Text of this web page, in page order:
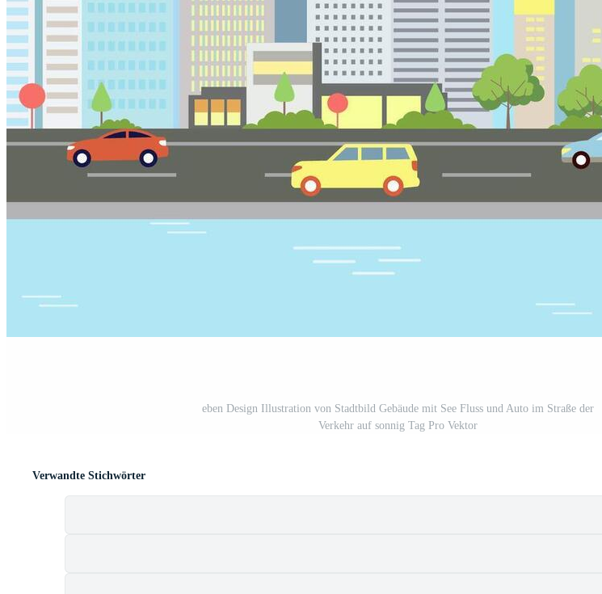
eben Design Illustration von Stadtbild Gebäude mit See Fluss und Auto im Straße der
Verkehr auf sonnig Tag Pro Vektor
Verwandte Stichwörter